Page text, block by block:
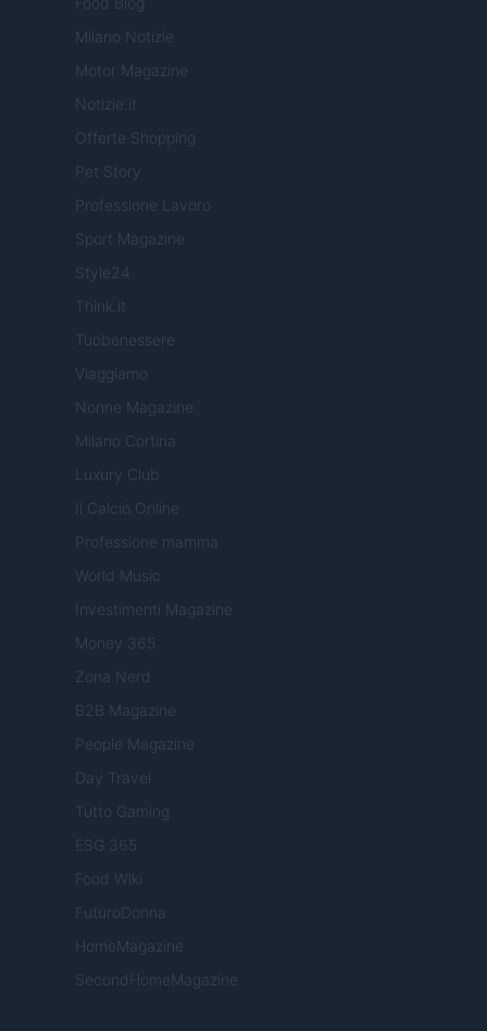
Milano Notizie
Motor Magazine
Notizie.it
Offerte Shopping
Pet Story
Professione Lavoro
Sport Magazine
Style24
Think.it
Tuobenessere
Viaggiamo
Nonne Magazine
Milano Cortina
Luxury Club
Il Calcio Online
Professione mamma
World Music
Investimenti Magazine
Money 365
Zona Nerd
B2B Magazine
People Magazine
Day Travel
Tutto Gaming
ESG 365
Food Wiki
FuturoDonna
HomeMagazine
SecondHomeMagazine